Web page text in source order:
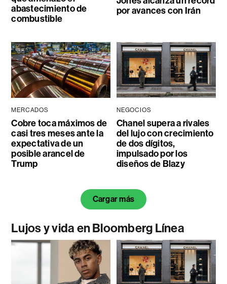
abastecimiento de
combustible
por avances con Irán
MERCADOS
Cobre toca máximos de
casi tres meses ante la
expectativa de un
posible arancel de
Trump
NEGOCIOS
Chanel supera a rivales
del lujo con crecimiento
de dos dígitos,
impulsado por los
diseños de Blazy
Cargar más
Lujos y vida en Bloomberg Línea